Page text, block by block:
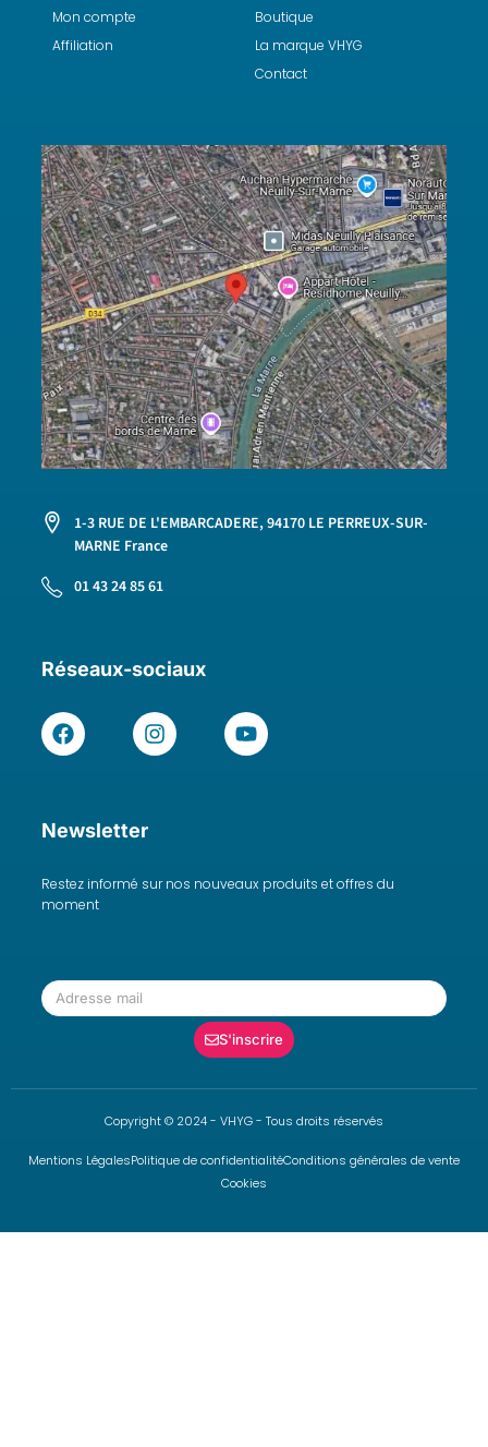
Mon compte
Affiliation
Boutique
La marque VHYG
Contact
1-3 RUE DE L'EMBARCADERE, 94170 LE PERREUX-SUR-
MARNE France
01 43 24 85 61
Réseaux-sociaux
Newsletter
Restez informé sur nos nouveaux produits et offres du
moment
S'inscrire
Copyright © 2024 - VHYG - Tous droits réservés
Mentions LégalesPolitique de confidentialitéConditions générales de vente
Cookies